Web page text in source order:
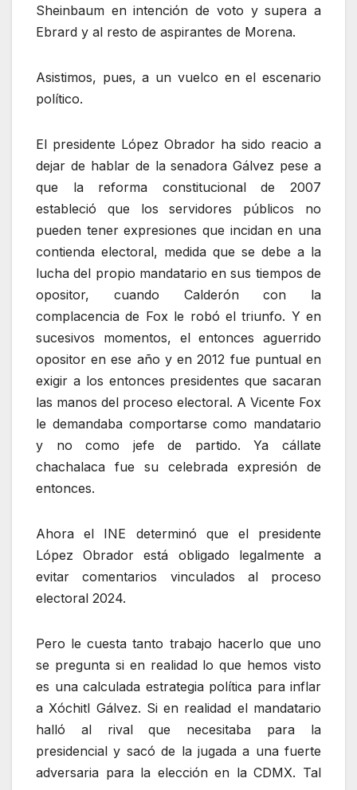
Sheinbaum en intención de voto y supera a
Ebrard y al resto de aspirantes de Morena.
Asistimos, pues, a un vuelco en el escenario
político.
El presidente López Obrador ha sido reacio a
dejar de hablar de la senadora Gálvez pese a
que la reforma constitucional de 2007
estableció que los servidores públicos no
pueden tener expresiones que incidan en una
contienda electoral, medida que se debe a la
lucha del propio mandatario en sus tiempos de
opositor, cuando Calderón con la
complacencia de Fox le robó el triunfo. Y en
sucesivos momentos, el entonces aguerrido
opositor en ese año y en 2012 fue puntual en
exigir a los entonces presidentes que sacaran
las manos del proceso electoral. A Vicente Fox
le demandaba comportarse como mandatario
y no como jefe de partido. Ya cállate
chachalaca fue su celebrada expresión de
entonces.
Ahora el INE determinó que el presidente
López Obrador está obligado legalmente a
evitar comentarios vinculados al proceso
electoral 2024.
Pero le cuesta tanto trabajo hacerlo que uno
se pregunta si en realidad lo que hemos visto
es una calculada estrategia política para inflar
a Xóchitl Gálvez. Si en realidad el mandatario
halló al rival que necesitaba para la
presidencial y sacó de la jugada a una fuerte
adversaria para la elección en la CDMX. Tal